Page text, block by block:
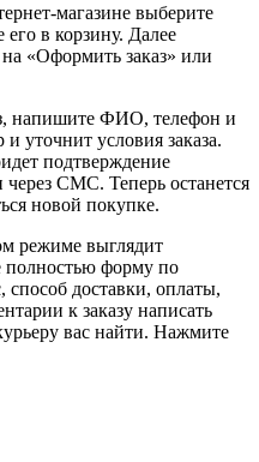
магазине выберите
в корзину. Далее
«Оформить заказ» или
напишите ФИО, телефон и
уточнит условия заказа.
подтверждение
СМС. Теперь останется
новой покупке.
режиме выглядит
полностью форму по
способ доставки, оплаты,
к заказу написать
вас найти. Нажмите